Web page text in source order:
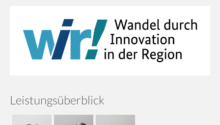
Leistungsüberblick